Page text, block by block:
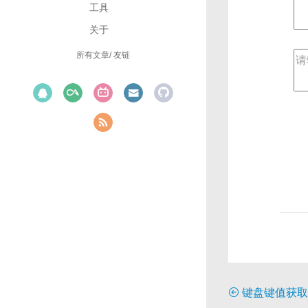
工具
关于
所有文章 友链
键盘键值获取